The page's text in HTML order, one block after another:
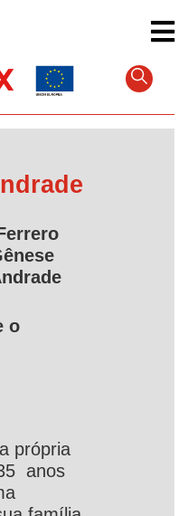
o
própria
anos